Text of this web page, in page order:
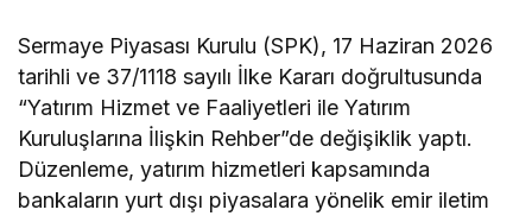
Sermaye Piyasası Kurulu (SPK), 17 Haziran 2026
tarihli ve 37/1118 sayılı İlke Kararı doğrultusunda
“Yatırım Hizmet ve Faaliyetleri ile Yatırım
Kuruluşlarına İlişkin Rehber”de değişiklik yaptı.
Düzenleme, yatırım hizmetleri kapsamında
bankaların yurt dışı piyasalara yönelik emir iletim